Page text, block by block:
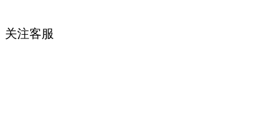
关注客服